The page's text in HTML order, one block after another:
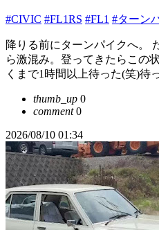
#CIVIC #FL1RS #FL1 #ターン
降りる前にターンパイクへ。
ら激混み。登ってきたらこの
くまで1時間以上待った(笑)待
thumb_up 0
comment0
2026/08/10 01:34